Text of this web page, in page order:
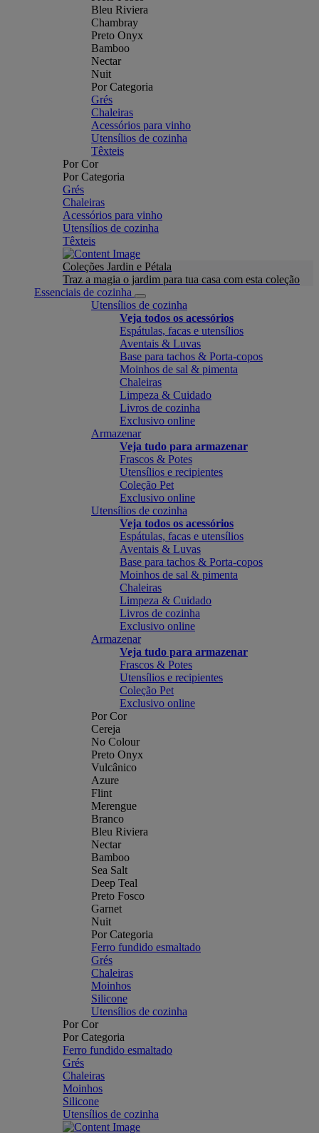
Bleu Riviera
Chambray
Preto Onyx
Bamboo
Nectar
Nuit
Por Categoria
Grés
Chaleiras
Acessórios para vinho
Utensílios de cozinha
Têxteis
Por Cor
Por Categoria
Grés
Chaleiras
Acessórios para vinho
Utensílios de cozinha
Têxteis
Coleções Jardin e Pétala
Traz a magia o jardim para tua casa com esta coleção
Essenciais de cozinha
Utensílios de cozinha
Veja todos os acessórios
Espátulas, facas e utensílios
Aventais & Luvas
Base para tachos & Porta-copos
Moinhos de sal & pimenta
Chaleiras
Limpeza & Cuidado
Livros de cozinha
Exclusivo online
Armazenar
Veja tudo para armazenar
Frascos & Potes
Utensílios e recipientes
Coleção Pet
Exclusivo online
Utensílios de cozinha
Veja todos os acessórios
Espátulas, facas e utensílios
Aventais & Luvas
Base para tachos & Porta-copos
Moinhos de sal & pimenta
Chaleiras
Limpeza & Cuidado
Livros de cozinha
Exclusivo online
Armazenar
Veja tudo para armazenar
Frascos & Potes
Utensílios e recipientes
Coleção Pet
Exclusivo online
Por Cor
Cereja
No Colour
Preto Onyx
Vulcânico
Azure
Flint
Merengue
Branco
Bleu Riviera
Nectar
Bamboo
Sea Salt
Deep Teal
Preto Fosco
Garnet
Nuit
Por Categoria
Ferro fundido esmaltado
Grés
Chaleiras
Moinhos
Silicone
Utensílios de cozinha
Por Cor
Por Categoria
Ferro fundido esmaltado
Grés
Chaleiras
Moinhos
Silicone
Utensílios de cozinha